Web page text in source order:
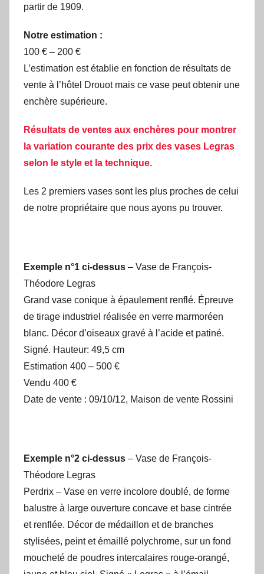
partir de 1909.
Notre estimation :
100 € – 200 €
L’estimation est établie en fonction de résultats de
vente à l’hôtel Drouot mais ce vase peut obtenir une
enchère supérieure.
Résultats de ventes aux enchères pour montrer
la variation courante des prix des vases Legras
selon le style et la technique.
Les 2 premiers vases sont les plus proches de celui
de notre propriétaire que nous ayons pu trouver.
Exemple n°1 ci-dessus – Vase de François-
Théodore Legras
Grand vase conique à épaulement renflé. Épreuve
de tirage industriel réalisée en verre marmoréen
blanc. Décor d’oiseaux gravé à l’acide et patiné.
Signé. Hauteur: 49,5 cm
Estimation 400 – 500 €
Vendu 400 €
Date de vente : 09/10/12, Maison de vente Rossini
Exemple n°2 ci-dessus – Vase de François-
Théodore Legras
Perdrix – Vase en verre incolore doublé, de forme
balustre à large ouverture concave et base cintrée
et renflée. Décor de médaillon et de branches
stylisées, peint et émaillé polychrome, sur un fond
moucheté de poudres intercalaires rouge-orangé,